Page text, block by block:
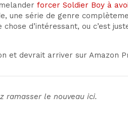
forcer Soldier Boy à
une série de genre
chose d’intéressant, ou c’est
et devrait arriver sur Amazon
ramasser le nouveau ici.